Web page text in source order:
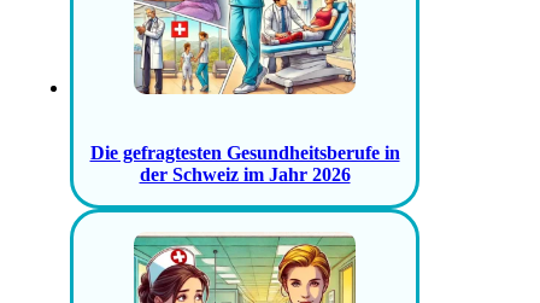
Die gefragtesten Gesundheitsberufe in
der Schweiz im Jahr 2026